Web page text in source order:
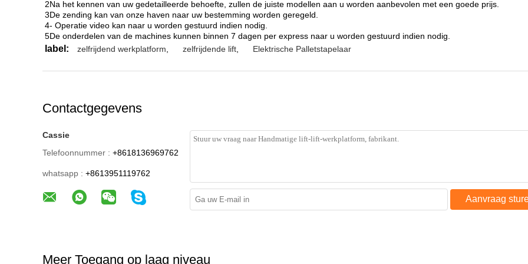
2Na het kennen van uw gedetailleerde behoefte, zullen de juiste modellen aan u worden aanbevolen met een goede prijs.
3De zending kan van onze haven naar uw bestemming worden geregeld.
4- Operatie video kan naar u worden gestuurd indien nodig.
5De onderdelen van de machines kunnen binnen 7 dagen per express naar u worden gestuurd indien nodig.
label: zelfrijdend werkplatform zelfrijdende lift Elektrische Palletstapelaar
Contactgegevens
Cassie
Telefoonnummer : +8618136969762
whatsapp : +8613951119762
Aanvraag
Meer Toegang op laag niveau